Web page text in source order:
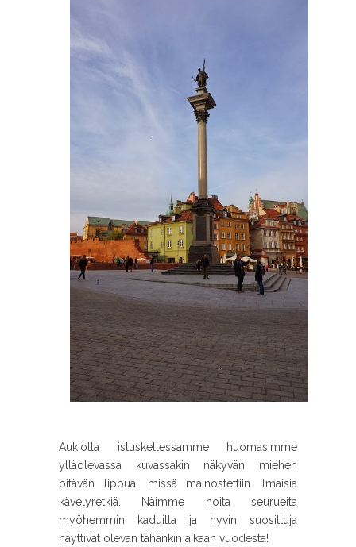
Aukiolla istuskellessamme huomasimme
ylläolevassa kuvassakin näkyvän miehen
pitävän lippua, missä mainostettiin ilmaisia
kävelyretkiä. Näimme noita seurueita
myöhemmin kaduilla ja hyvin suosittuja
näyttivät olevan tähänkin aikaan vuodesta!